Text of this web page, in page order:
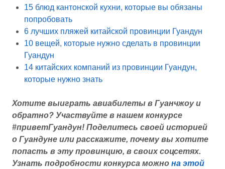
15 блюд кантонской кухни, которые вы обязаны
попробовать
6 лучших пляжей китайской провинции Гуандун
10 вещей, которые нужно сделать в провинции
Гуандун
14 китайских компаний из провинции Гуандун,
которые нужно знать
Хотите выиграть авиабилеты в Гуанчжоу и
обратно? Участвуйте в нашем конкурсе
#приветГуандун! Поделитесь своей историей
о Гуандуне или расскажите, почему вы хотите
попасть в эту провинцию, в своих соцсетях.
Узнать подробности конкурса можно на этой